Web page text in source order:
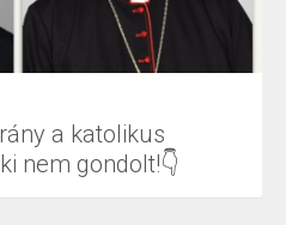
a katolikus
nem gondolt!👇